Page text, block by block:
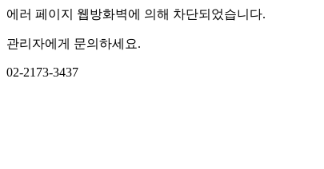
에러 페이지 웹방화벽에 의해 차단되었습니다.
관리자에게 문의하세요.
02-2173-3437